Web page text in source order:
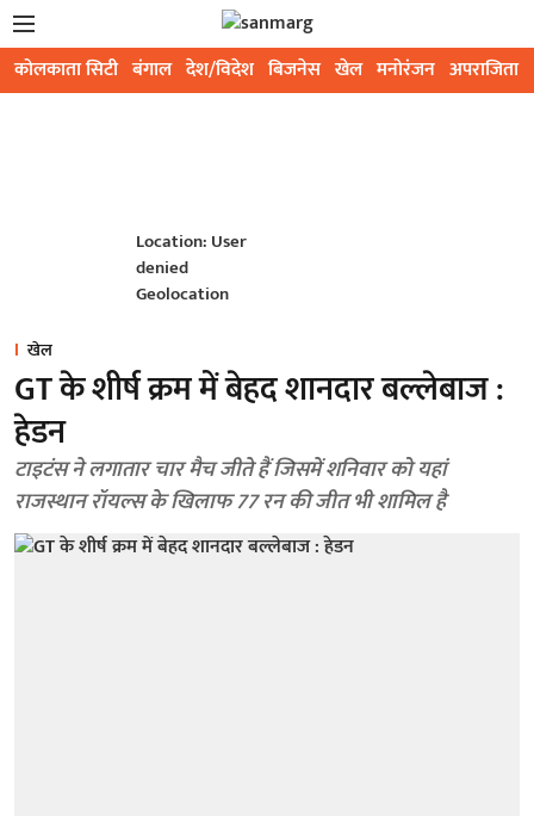
कोलकाता सिटी बंगाल देश/विदेश बिजनेस खेल मनोरंजन अपराजिता
Location: User
denied
Geolocation
खेल
GT के शीर्ष क्रम में बेहद शानदार बल्लेबाज :
हेडन
टाइटंस ने लगातार चार मैच जीते हैं जिसमें शनिवार को यहां
राजस्थान रॉयल्स के खिलाफ 77 रन की जीत भी शामिल है